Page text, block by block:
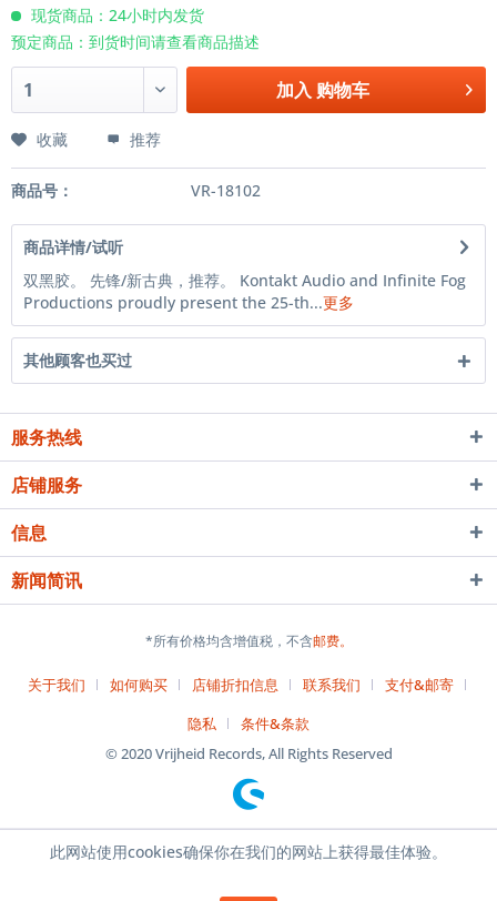
现货商品：24小时内发货
预定商品：到货时间请查看商品描述
加入 购物车
收藏 推荐
商品号： VR-18102
商品详情/试听
双黑胶。 先锋/新古典，推荐。 Kontakt Audio and Infinite Fog
Productions proudly present the 25-th...更多
其他顾客也买过
服务热线
店铺服务
信息
新闻简讯
*所有价格均含增值税，不含邮费。
关于我们 如何购买 店铺折扣信息 联系我们
支付&邮寄
隐私
条件&条款
© 2020 Vrijheid Records, All Rights Reserved
此网站使用cookies确保你在我们的网站上获得最佳体验。